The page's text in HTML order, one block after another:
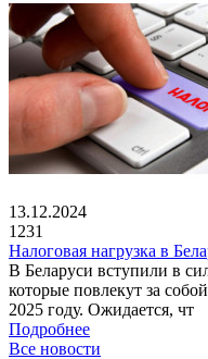
13.12.2024
1231
Налоговая нагрузка в
В Беларуси вступили в
которые повлекут за
2025 году. Ожидается, чт
Подробнее
Все новости